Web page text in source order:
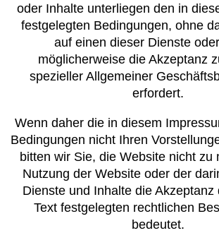
oder Inhalte unterliegen den in
festgelegten Bedingungen, ohne
auf einen dieser Dienste
möglicherweise die Akzeptanz
spezieller Allgemeiner
erfordert.
Wenn daher die in diesem
Bedingungen nicht Ihren
bitten wir Sie, die Website nicht zu
Nutzung der Website oder der
Dienste und Inhalte die Akzeptanz
Text festgelegten rechtlichen
bedeutet.